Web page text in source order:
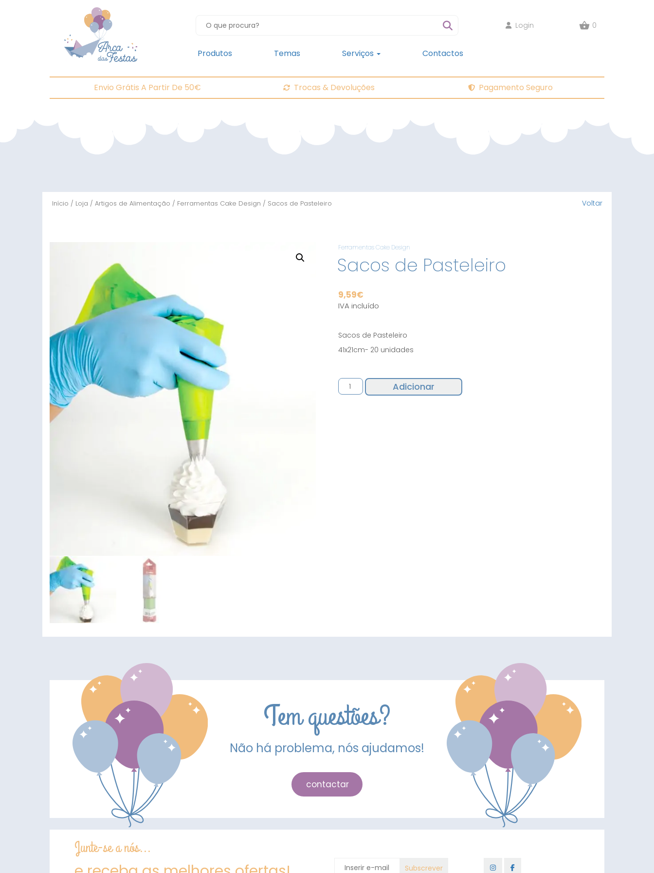
Login 0
Produtos Temas Serviços Contactos
Envio Grátis A Partir De 50€ Trocas & Devoluções Pagamento Seguro
Início / Loja / Artigos de Alimentação / Ferramentas Cake Design / Sacos de Pasteleiro Voltar
Ferramentas Cake Design
Sacos de Pasteleiro
9,59€
IVA incluído
Sacos de Pasteleiro
41x21cm- 20 unidades
Quantidade
de
Adicionar
Tem questões?
Não há problema, nós ajudamos!
contactar
Junte-se a nós...